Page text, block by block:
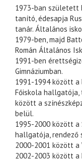
1973-ban született
tanító, édesapja
tanár. Általános
1979-ben, majd
Román Általános
1991-ben
Gimnáziumban.
1991-1994 között a
Főiskola
között a
belül.
1995-2000 között a
hallgatója, rendező
2000-2001 között a
2002-2003 között a